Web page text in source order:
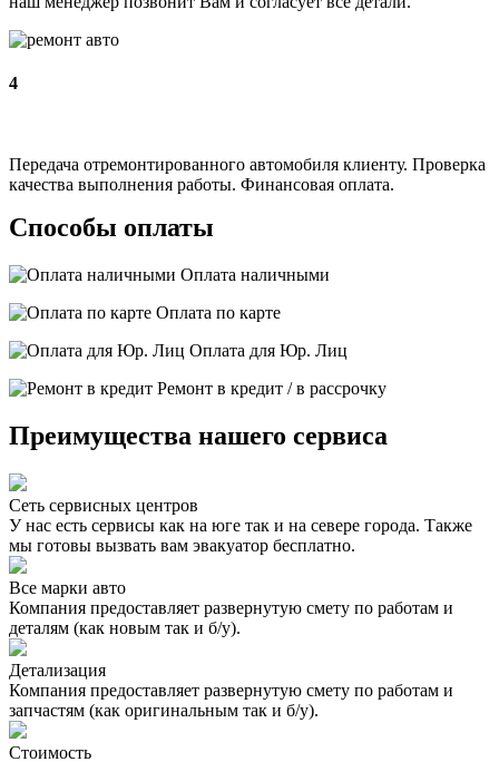
4
Передача отремонтированного автомобиля клиенту. Проверка
качества выполнения работы. Финансовая оплата.
Способы оплаты
Оплата наличными
Оплата по карте
Оплата для Юр. Лиц
Ремонт в кредит / в рассрочку
Преимущества нашего сервиса
Сеть сервисных центров
У нас есть сервисы как на юге так и на севере города. Также
мы готовы вызвать вам эвакуатор бесплатно.
Все марки авто
Компания предоставляет развернутую смету по работам и
деталям (как новым так и б/у).
Детализация
Компания предоставляет развернутую смету по работам и
запчастям (как оригинальным так и б/у).
Стоимость